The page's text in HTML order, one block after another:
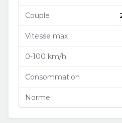
Couple
Vitesse max
0-100 km/h
Consommation
Norme